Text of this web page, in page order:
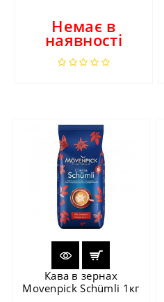
Немає в
наявності
Кава в зернах
Movenpick Schümli 1кг